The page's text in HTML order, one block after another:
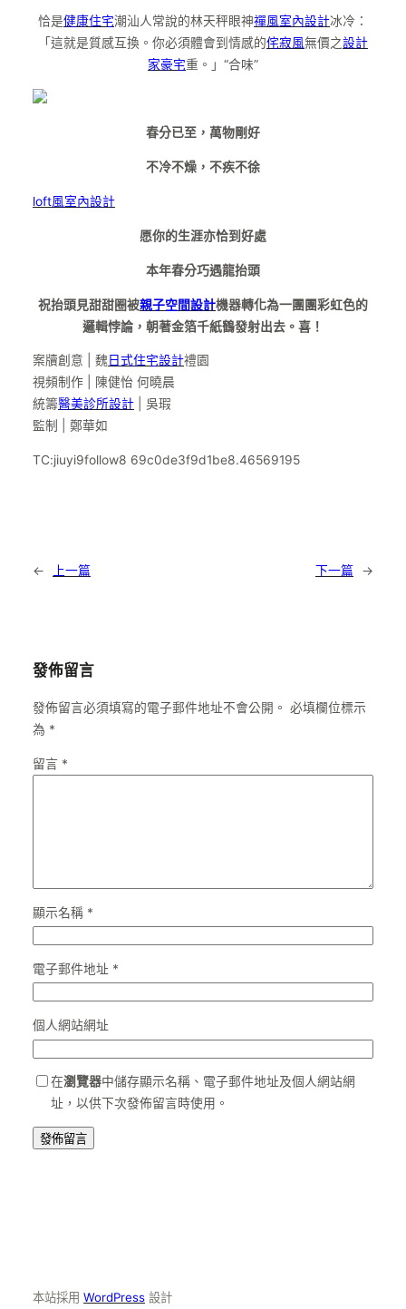
恰是健康住宅潮汕人常說的林天秤眼神禪風室內設計冰冷：
「這就是質感互換。你必須體會到情感的侘寂風無價之設計
家豪宅重。」“合味”
春分已至，萬物剛好
不冷不燥，不疾不徐
loft風室內設計
愿你的生涯亦恰到好處
本年春分巧遇龍抬頭
祝抬頭見甜甜圈被親子空間設計機器轉化為一團團彩虹色的
邏輯悖論，朝著金箔千紙鶴發射出去。喜！
案牘創意 | 魏 日式住宅設計禮園
視頻制作 | 陳健怡 何曉晨
統籌醫美診所設計 | 吳瑕
監制 | 鄭華如
TC:jiuyi9follow8 69c0de3f9d1be8.46569195
← 上一篇 下一篇 →
發佈留言
發佈留言必須填寫的電子郵件地址不會公開。 必填欄位標示
為 *
留言 *
顯示名稱 *
電子郵件地址 *
個人網站網址
在瀏覽器中儲存顯示名稱、電子郵件地址及個人網站網
址，以供下次發佈留言時使用。
本站採用 WordPress 設計